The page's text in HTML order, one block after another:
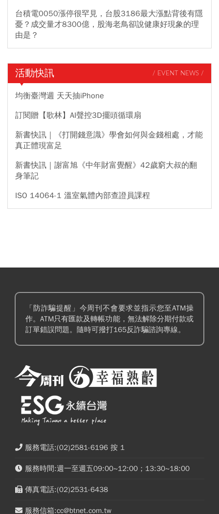
台積電0050漲停很罕見，台股3186最大漲點背後有隱
憂？成交量才8300億，股海老鳥卻說健康好現象的理
由是？
活動快訊 / EVENT NEWS /
均衡臺灣週 天天抽iPhone
訂閱贈【歌林】AI聲控3D擺頭循環扇
新書快訊｜《打開錢意識》學會如何與金錢相處，才能
真正體現富足
新書快訊｜謝富旭《中年財富覺醒》42歲窮大叔的翻
身筆記
ISO 14064-1 溫室氣體內部查證員課程
「防詐騙提醒」今周刊不會要求並指示您至ATM操
作。ATM只有匯款及轉帳功能，無法解除分期付款或
訂單錯誤問題。隨時可撥打165反詐騙諮詢專線。
服務電話:(02)2581-6196 按 1
服務時間:週一至週五09:00~12:00；13:30~18:00
傳真電話:(02)2531-6438
服務信箱:cc@btnet.com.tw